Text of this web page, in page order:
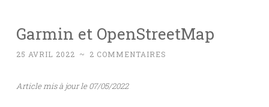
Garmin et OpenStreetMap
25 AVRIL 2022 ~ 2 COMMENTAIRES
Article mis à jour le 07/05/2022